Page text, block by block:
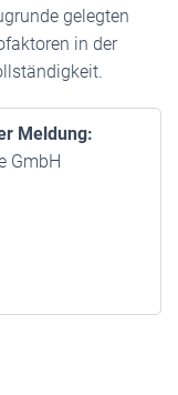
gelegten
in der
Meldung:
GmbH